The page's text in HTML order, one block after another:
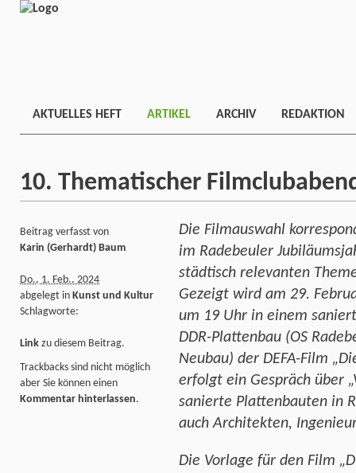
AKTUELLES HEFT ARTIKEL ARCHIV REDAKTION
10. Thematischer
Die Filmauswahl
im Radebeuler
städtisch relevanten
Gezeigt wird am 29.
um 19 Uhr in einem
DDR-Plattenbau (OS
Neubau) der DEFA-Film
erfolgt ein Gespräch über
sanierte Plattenbauten in
auch Architekten,
Die Vorlage für den Film
Beitrag verfasst von
Karin (Gerhardt) Baum
Do., 1. Feb.. 2024
abgelegt in Kunst und Kultur
Schlagworte:
Link zu diesem Beitrag.
Trackbacks sind nicht möglich
aber Sie können einen
Kommentar hinterlassen.